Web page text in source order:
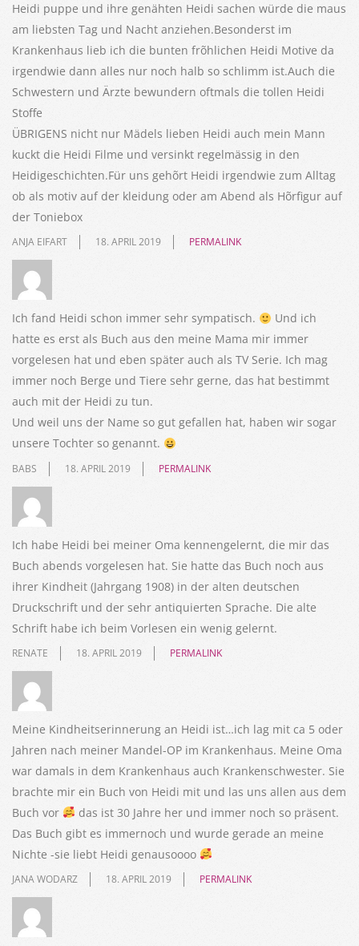
Heidi puppe und ihre genähten Heidi sachen würde die maus
am liebsten Tag und Nacht anziehen.Besonderst im
Krankenhaus lieb ich die bunten frõhlichen Heidi Motive da
irgendwie dann alles nur noch halb so schlimm ist.Auch die
Schwestern und Ärzte bewundern oftmals die tollen Heidi
Stoffe
ÜBRIGENS nicht nur Mädels lieben Heidi auch mein Mann
kuckt die Heidi Filme und versinkt regelmässig in den
Heidigeschichten.Für uns gehõrt Heidi irgendwie zum Alltag
ob als motiv auf der kleidung oder am Abend als Hõrfigur auf
der Toniebox
ANJA EIFART 18. APRIL 2019 PERMALINK
Ich fand Heidi schon immer sehr sympatisch.
Und ich
hatte es erst als Buch aus den meine Mama mir immer
vorgelesen hat und eben später auch als TV Serie. Ich mag
immer noch Berge und Tiere sehr gerne, das hat bestimmt
auch mit der Heidi zu tun.
Und weil uns der Name so gut gefallen hat, haben wir sogar
unsere Tochter so genannt.
BABS 18. APRIL 2019 PERMALINK
Ich habe Heidi bei meiner Oma kennengelernt, die mir das
Buch abends vorgelesen hat. Sie hatte das Buch noch aus
ihrer Kindheit (Jahrgang 1908) in der alten deutschen
Druckschrift und der sehr antiquierten Sprache. Die alte
Schrift habe ich beim Vorlesen ein wenig gelernt.
RENATE 18. APRIL 2019 PERMALINK
Meine Kindheitserinnerung an Heidi ist…ich lag mit ca 5 oder
Jahren nach meiner Mandel-OP im Krankenhaus. Meine Oma
war damals in dem Krankenhaus auch Krankenschwester. Sie
brachte mir ein Buch von Heidi mit und las uns allen aus dem
Buch vor
das ist 30 Jahre her und immer noch so präsent.
Das Buch gibt es immernoch und wurde gerade an meine
Nichte -sie liebt Heidi genausoooo
JANA WODARZ 18. APRIL 2019 PERMALINK